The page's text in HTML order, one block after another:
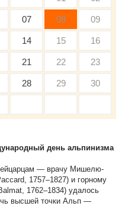
07 08 09
14 15 16
21 22 23
28 29 30
день альпинизма
— врачу Мишелю-
1757–1827) и горному
1762–1834) удалось
высшей точки Альп —